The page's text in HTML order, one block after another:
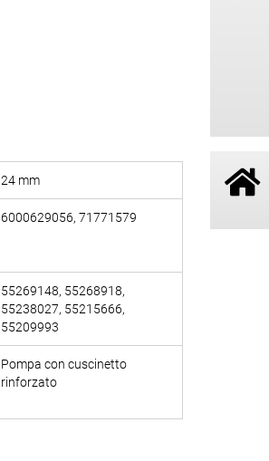
24 mm
6000629056, 71771579
55269148, 55268918,
55238027, 55215666,
55209993
Pompa con cuscinetto
rinforzato